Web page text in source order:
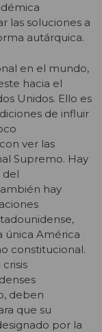
las soluciones a
autárquica.
en el mundo,
hacia el
Unidos. Ello es
de influir
ver las
Supremo. Hay
del
hay
única América
constitucional.
deben
que su
por la